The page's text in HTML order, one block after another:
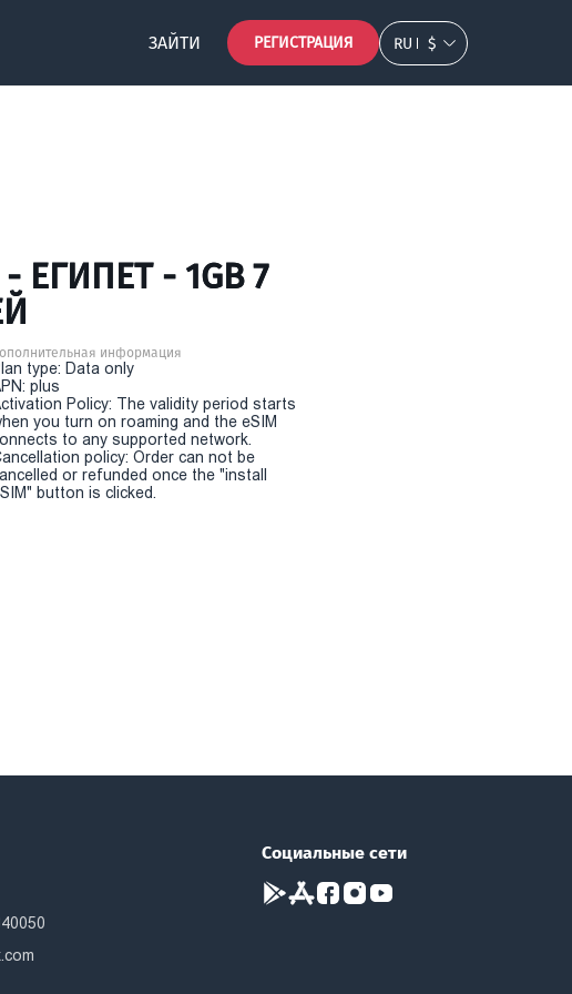
ЗАЙТИ РЕГИСТРАЦИЯ RU $
- 1GB 7
информация
type: Data only
plus
Policy: The validity period starts
you turn on roaming and the eSIM
to any supported network.
policy: Order can not be
or refunded once the "install
button is clicked.
Социальные сети